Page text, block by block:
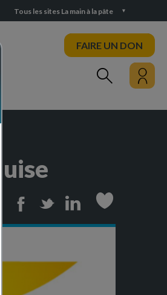
Tous les sites La main à la pâte
FAIRE UN DON
Print FacebookTwitterLinkedin